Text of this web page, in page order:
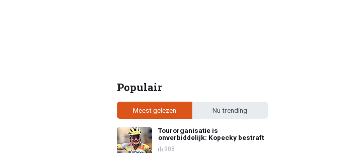
Populair
Meest gelezen Nu trending
Tourorganisatie is
onverbiddelijk: Kopecky bestraft
908